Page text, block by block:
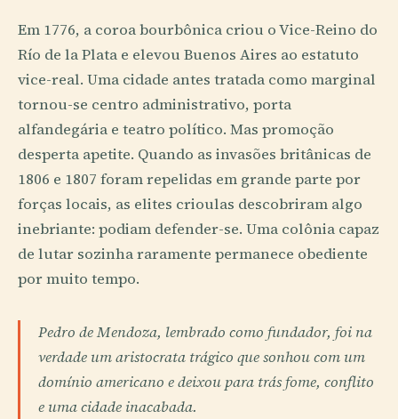
Em 1776, a coroa bourbônica criou o Vice-Reino do
Río de la Plata e elevou Buenos Aires ao estatuto
vice-real. Uma cidade antes tratada como marginal
tornou-se centro administrativo, porta
alfandegária e teatro político. Mas promoção
desperta apetite. Quando as invasões britânicas de
1806 e 1807 foram repelidas em grande parte por
forças locais, as elites crioulas descobriram algo
inebriante: podiam defender-se. Uma colônia capaz
de lutar sozinha raramente permanece obediente
por muito tempo.
Pedro de Mendoza, lembrado como fundador, foi na
verdade um aristocrata trágico que sonhou com um
domínio americano e deixou para trás fome, conflito
e uma cidade inacabada.